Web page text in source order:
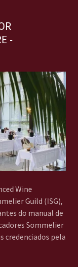
-
Wine
Guild (ISG),
do manual de
Sommelier
credenciados pela